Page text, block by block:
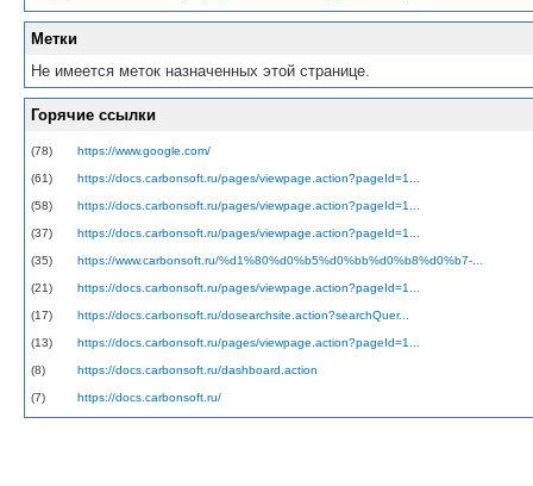
Метки
Не имеется меток назначенных этой странице.
Горячие ссылки
(78) https://www.google.com/
(61) https://docs.carbonsoft.ru/pages/viewpage.action?pageId=1...
(58) https://docs.carbonsoft.ru/pages/viewpage.action?pageId=1...
(37) https://docs.carbonsoft.ru/pages/viewpage.action?pageId=1...
(35) https://www.carbonsoft.ru/%d1%80%d0%b5%d0%bb%d0%b8%d0%b7-...
(21) https://docs.carbonsoft.ru/pages/viewpage.action?pageId=1...
(17) https://docs.carbonsoft.ru/dosearchsite.action?searchQuer...
(13) https://docs.carbonsoft.ru/pages/viewpage.action?pageId=1...
(8) https://docs.carbonsoft.ru/dashboard.action
(7) https://docs.carbonsoft.ru/